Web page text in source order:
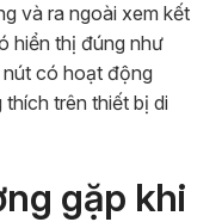
và ra ngoài xem kết
hiển thị đúng như
có hoạt động
trên thiết bị di
gặp khi